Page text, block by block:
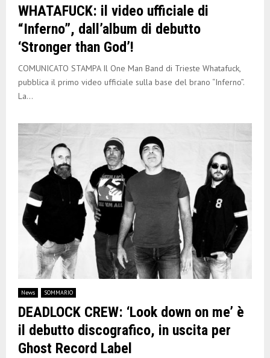
WHATAFUCK: il video ufficiale di
“Inferno”, dall’album di debutto
‘Stronger than God’!
COMUNICATO STAMPA Il One Man Band di Trieste Whatafuck,
pubblica il primo video ufficiale sulla base del brano “Inferno”.
La...
News SOMMARIO
DEADLOCK CREW: ‘Look down on me’ è
il debutto discografico, in uscita per
Ghost Record Label